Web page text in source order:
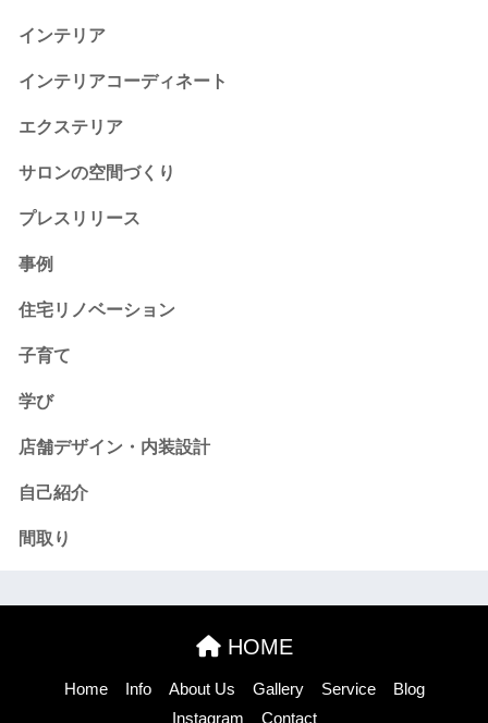
インテリア
インテリアコーディネート
エクステリア
サロンの空間づくり
プレスリリース
事例
住宅リノベーション
子育て
学び
店舗デザイン・内装設計
自己紹介
間取り
HOME
Home Info About Us Gallery Service
Blog
Instagram
Contact